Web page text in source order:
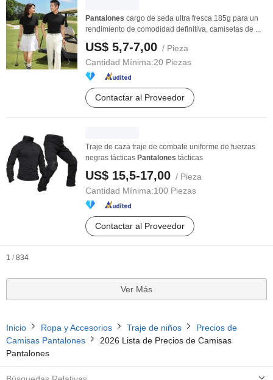
Pantalones cargo de seda ultra fresca 185g para un
rendimiento de comodidad definitiva, camisetas de ...
US$ 5,7-7,00 / Pieza
Cantidad Mínima:20 Piezas
Contactar al Proveedor
Traje de caza traje de combate uniforme de fuerzas
negras tácticas Pantalones tácticas
US$ 15,5-17,00 / Pieza
Cantidad Mínima:100 Piezas
Contactar al Proveedor
1 / 834
Ver Más
Inicio Ropa y Accesorios Traje de niños
Precios de
Camisas Pantalones
2026 Lista de Precios de Camisas
Pantalones